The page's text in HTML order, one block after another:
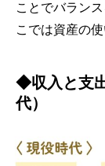
ことでバラン
こでは資産の使
◆収入と支
代）